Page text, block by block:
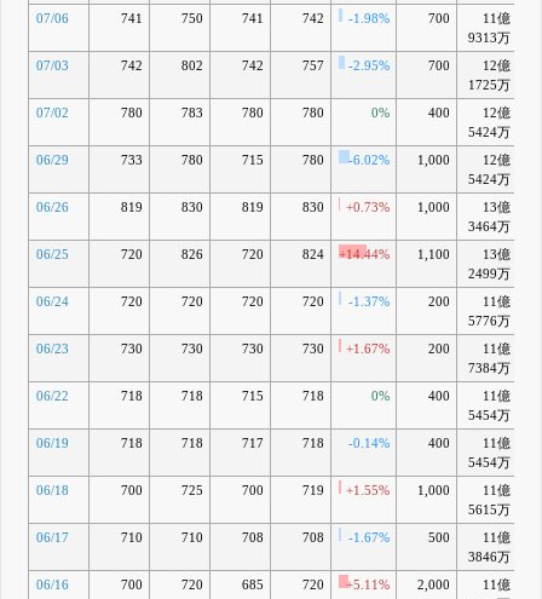
07/06 741 750 741 742 -1.98% 700
11億
9313万
07/03 742 802 742 757 -2.95% 700
12億
1725万
07/02 780 783 780 780 0% 400
12億
5424万
06/29 733 780 715 780 -6.02% 1,000
12億
5424万
06/26 819 830 819 830 +0.73% 1,000
13億
3464万
06/25 720 826 720 824 +14.44% 1,100
13億
2499万
06/24 720 720 720 720 -1.37% 200
11億
5776万
06/23 730 730 730 730 +1.67% 200
11億
7384万
06/22 718 718 715 718 0% 400
11億
5454万
06/19 718 718 717 718 -0.14% 400
11億
5454万
06/18 700 725 700 719 +1.55% 1,000
11億
5615万
06/17 710 710 708 708 -1.67% 500
11億
3846万
06/16
700 720 685 720 +5.11% 2,000
11億